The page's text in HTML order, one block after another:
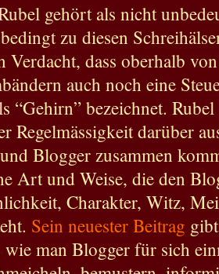
gehört als nicht
zu diesen
Verdacht, dass oberhalb
auch noch eine
“Gehirn” bezeichnet.
Regelmässigkeit darüber
Blogger zusammen
Art und Weise, die den
Charakter, Witz,
Sein neuester Beitrag
man Blogger für sich